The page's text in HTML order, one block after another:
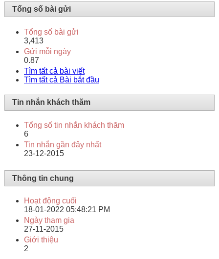
Tổng số bài gửi
Tổng số bài gửi
3,413
Gửi mỗi ngày
0.87
Tìm tất cả bài viết
Tìm tất cả Bài bắt đầu
Tin nhắn khách thăm
Tổng số tin nhắn khách thăm
6
Tin nhắn gần đây nhất
23-12-2015
Thông tin chung
Hoạt động cuối
18-01-2022 05:48:21 PM
Ngày tham gia
27-11-2015
Giới thiệu
2